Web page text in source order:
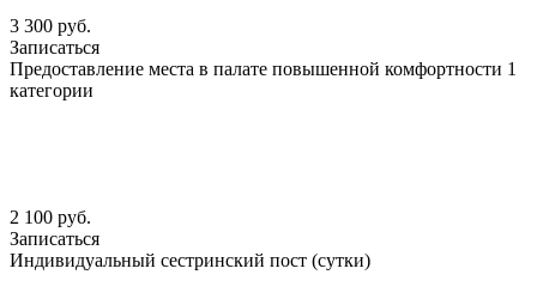
3 300 руб.
Записаться
Предоставление места в палате повышенной комфортности 1
категории
2 100 руб.
Записаться
Индивидуальный сестринский пост (сутки)